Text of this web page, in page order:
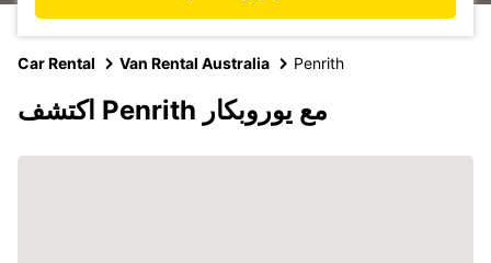
Car Rental Van Rental Australia Penrith
اكتشف Penrith مع يوروبكار